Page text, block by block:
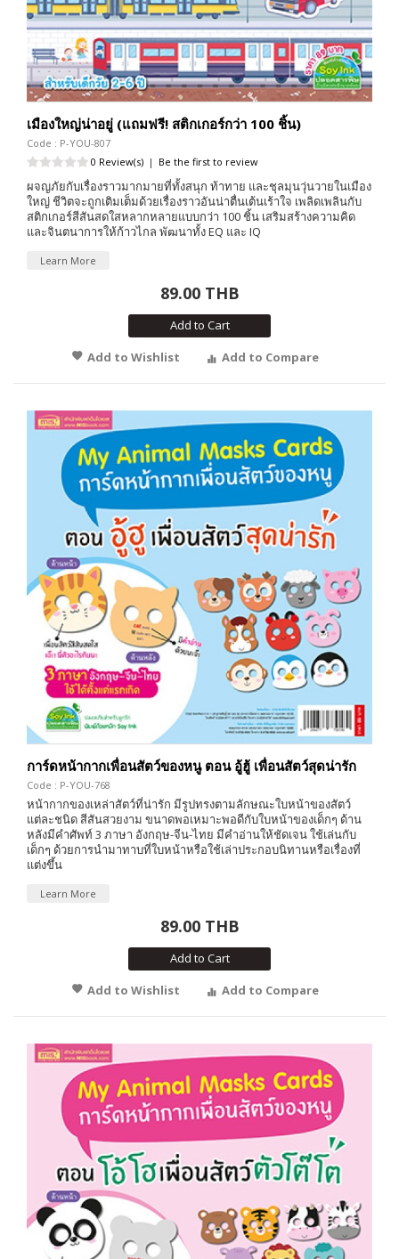
เมืองใหญ่น่าอยู่ (แถมฟรี! สติกเกอร์กว่า 100 ชิ้น)
Code : P-YOU-807
0 Review(s) | Be the first to review
ผจญภัยกับเรื่องราวมากมายที่ทั้งสนุก ท้าทาย และชุลมุนวุ่นวายในเมือง
ใหญ่ ชีวิตจะถูกเติมเต็มด้วยเรื่องราวอันน่าตื่นเต้นเร้าใจ เพลิดเพลินกับ
สติกเกอร์สีสันสดใสหลากหลายแบบกว่า 100 ชิ้น เสริมสร้างความคิด
และจินตนาการให้ก้าวไกล พัฒนาทั้ง EQ และ IQ
Learn More
89.00 THB
Add to Cart
Add to Wishlist
Add to Compare
การ์ดหน้ากากเพื่อนสัตว์ของหนู ตอน อู้ฮู้ เพื่อนสัตว์สุดน่ารัก
Code : P-YOU-768
หน้ากากของเหล่าสัตว์ที่น่ารัก มีรูปทรงตามลักษณะใบหน้าของสัตว์
แต่ละชนิด สีสันสวยงาม ขนาดพอเหมาะพอดีกับใบหน้าของเด็กๆ ด้าน
หลังมีคำศัพท์ 3 ภาษา อังกฤษ-จีน-ไทย มีคำอ่านให้ชัดเจน ใช้เล่นกับ
เด็กๆ ด้วยการนำมาทาบที่ใบหน้าหรือใช้เล่าประกอบนิทานหรือเรื่องที่
แต่งขึ้น
Learn More
89.00 THB
Add to Cart
Add to Wishlist
Add to Compare